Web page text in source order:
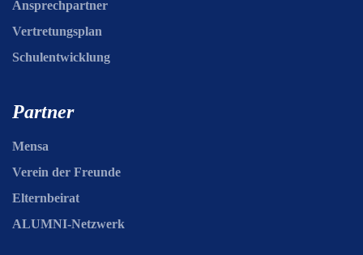
Ansprechpartner
Vertretungsplan
Schulentwicklung
Partner
Mensa
Verein der Freunde
Elternbeirat
ALUMNI-Netzwerk